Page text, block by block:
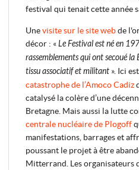
festival qui tenait cette année
Unevisite sur le site webde
décor : «Le Festival est né en
rassemblements qui ont secoué
tissu associatif et militant ». Ici
catastrophe de l’Amoco Cadiz
catalysé la colère d’une
Bretagne. Mais aussi la lutte
centrale nucléaire de Plogoff
manifestations, barrages et
poussant le projet à être
Mitterrand. Les organisateurs